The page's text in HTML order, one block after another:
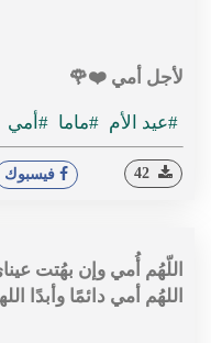
لأجل أمي ❤️🌹
#عيد الأم #ماما #أمي
فيسبوك
‏اللّهُم أُمي وإن بهُتت
اللهُم أمي دائمًا وأبدًا